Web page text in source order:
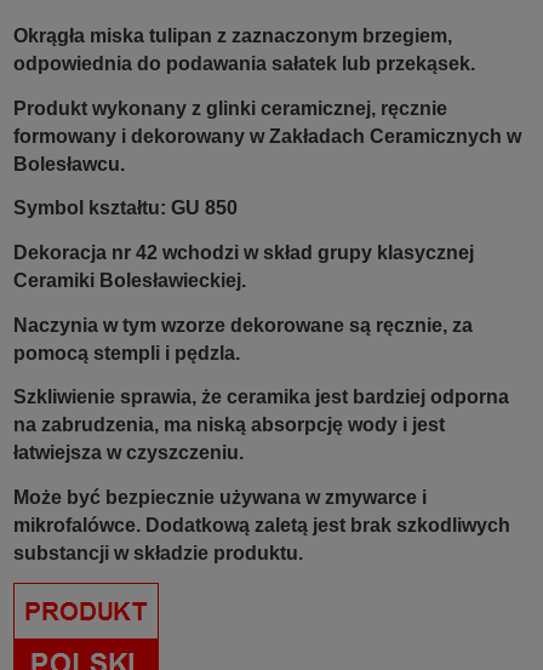
Okrągła miska tulipan z zaznaczonym brzegiem,
odpowiednia do podawania sałatek lub przekąsek.
Produkt wykonany z glinki ceramicznej, ręcznie
formowany i dekorowany w Zakładach Ceramicznych w
Bolesławcu.
Symbol kształtu: GU 850
Dekoracja nr 42 wchodzi w skład grupy klasycznej
Ceramiki Bolesławieckiej.
Naczynia w tym wzorze dekorowane są ręcznie, za
pomocą stempli i pędzla.
Szkliwienie sprawia, że ceramika jest bardziej odporna
na zabrudzenia, ma niską absorpcję wody i jest
łatwiejsza w czyszczeniu.
Może być bezpiecznie używana w zmywarce i
mikrofalówce. Dodatkową zaletą jest brak szkodliwych
substancji w składzie produktu.